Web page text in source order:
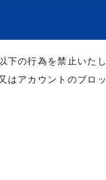
下の行為を禁止いた
はアカウントのブロ